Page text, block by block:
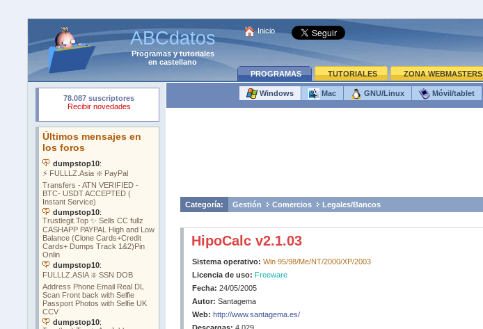
ABCdatos
Programasytutoriales
en castellano
Inicio
PROGRAMAS TUTORIALES ZONA WEBMASTERS
Windows Mac GNU/Linux Móvil/tablet
Categoría: Gestión Comercios Legales/Bancos
HipoCalc v2.1.03
Sistema operativo: Win 95/98/Me/NT/2000/XP/2003
Licencia de uso: Freeware
Fecha: 24/05/2005
Autor: Santagema
Web: http://www.santagema.es/